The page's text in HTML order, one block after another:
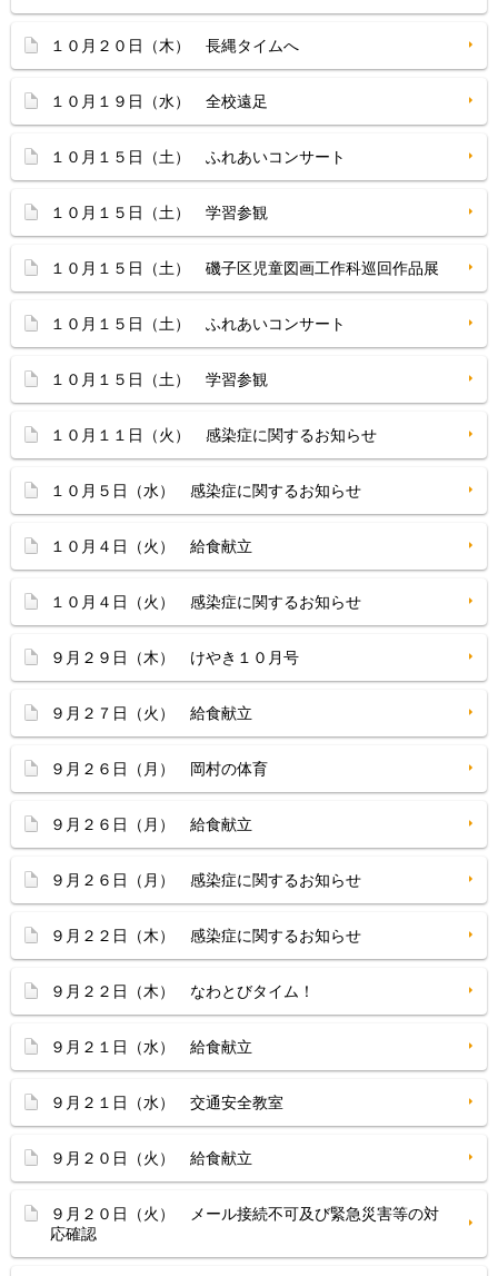
１０月２０日（木） 長縄タイムへ
１０月１９日（水） 全校遠足
１０月１５日（土） ふれあいコンサート
１０月１５日（土） 学習参観
１０月１５日（土） 磯子区児童図画工作科巡回作品展
１０月１５日（土） ふれあいコンサート
１０月１５日（土） 学習参観
１０月１１日（火） 感染症に関するお知らせ
１０月５日（水） 感染症に関するお知らせ
１０月４日（火） 給食献立
１０月４日（火） 感染症に関するお知らせ
９月２９日（木） けやき１０月号
９月２７日（火） 給食献立
９月２６日（月） 岡村の体育
９月２６日（月） 給食献立
９月２６日（月） 感染症に関するお知らせ
９月２２日（木） 感染症に関するお知らせ
９月２２日（木） なわとびタイム！
９月２１日（水） 給食献立
９月２１日（水） 交通安全教室
９月２０日（火） 給食献立
９月２０日（火） メール接続不可及び緊急災害等の対
応確認